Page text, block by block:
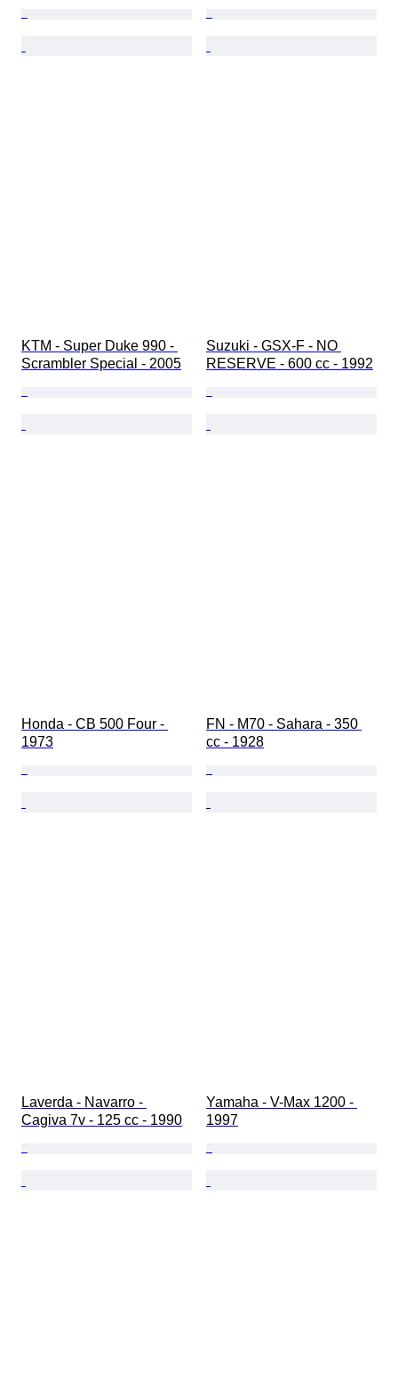
KTM - Super Duke 990 -
Scrambler Special - 2005
Suzuki - GSX-F - NO
RESERVE - 600 cc - 1992
Honda - CB 500 Four -
1973
FN - M70 - Sahara - 350
cc - 1928
Laverda - Navarro -
Cagiva 7v - 125 cc - 1990
Yamaha - V-Max 1200 -
1997